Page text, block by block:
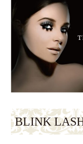
BLINK